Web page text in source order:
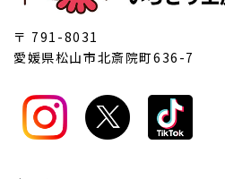
〒 791-8031
愛媛県松山市北斎院町636-7